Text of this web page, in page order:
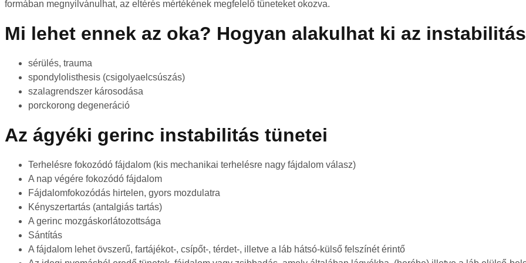
formában megnyilvánulhat, az eltérés mértékének megfelelő tüneteket okozva.
Mi lehet ennek az oka? Hogyan alakulhat ki az
sérülés, trauma
spondylolisthesis (csigolyaelcsúszás)
szalagrendszer károsodása
porckorong degeneráció
Az ágyéki gerinc instabilitás tünetei
Terhelésre fokozódó fájdalom (kis mechanikai terhelésre nagy fájdalom válasz)
A nap végére fokozódó fájdalom
Fájdalomfokozódás hirtelen, gyors mozdulatra
Kényszertartás (antalgiás tartás)
A gerinc mozgáskorlátozottsága
Sántítás
A fájdalom lehet övszerű, fartájékot-, csípőt-, térdet-, illetve a láb hátsó-külső felszínét érintő